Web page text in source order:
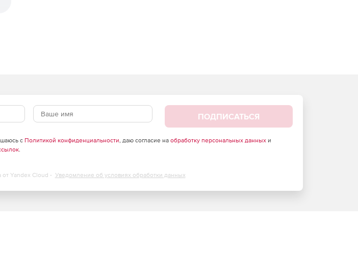
ПОДПИСАТЬСЯ
с Политикой конфиденциальности, даю согласие на обработку персональных данныхи
.
Yandex Cloud - Уведомление об условиях обработки данных